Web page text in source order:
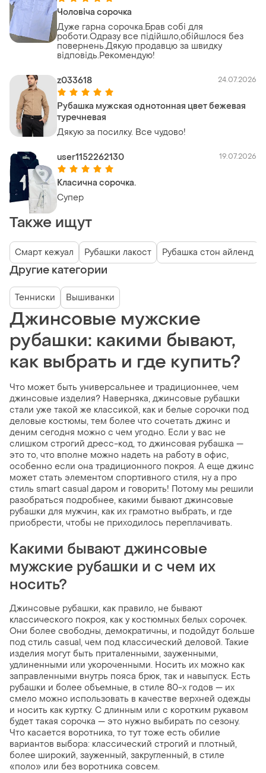
Чоловіча сорочка
Дуже гарна сорочка.Брав собі для
роботи.Одразу все підійшло,обійшлося без
повернень.Дякую продавцю за швидку
відповідь.Рекомендую!
z033618 24.07.2026
Рубашка мужская однотонная цвет бежевая
туречневая
Дякую за посилку. Все чудово!
user1152262130 19.07.2026
Класична сорочка.
Супер
Также ищут
Смарт кежуал Рубашки лакост Рубашка стон айленд
Другие категории
Тенниски Вышиванки
Джинсовые мужские
рубашки: какими бывают,
как выбрать и где купить?
Что может быть универсальнее и традиционнее, чем
джинсовые изделия? Наверняка, джинсовые рубашки
стали уже такой же классикой, как и белые сорочки под
деловые костюмы, тем более что сочетать джинс и
деним сегодня можно с чем угодно. Если у вас не
слишком строгий дресс-код, то джинсовая рубашка —
это то, что вполне можно надеть на работу в офис,
особенно если она традиционного покроя. А еще джинс
может стать элементом спортивного стиля, ну а про
стиль smart casual даром и говорить! Потому мы решили
разобраться подробнее, какими бывают джинсовые
рубашки для мужчин, как их грамотно выбрать, и где
приобрести, чтобы не приходилось переплачивать.
Какими бывают джинсовые
мужские рубашки и с чем их
носить?
Джинсовые рубашки, как правило, не бывают
классического покроя, как у костюмных белых сорочек.
Они более свободны, демократичны, и подойдут больше
под стиль casual, чем под классический деловой. Такие
изделия могут быть приталенными, зауженными,
удлиненными или укороченными. Носить их можно как
заправленными внутрь пояса брюк, так и навыпуск. Есть
рубашки и более объемные, в стиле 80-х годов — их
смело можно использовать в качестве верхней одежды
и носить как куртку. С длинным или с коротким рукавом
будет такая сорочка — это нужно выбирать по сезону.
Что касается воротника, то тут тоже есть обилие
вариантов выбора: классический строгий и плотный,
более широкий, зауженный, закругленный, в стиле
«поло» или без воротника совсем.